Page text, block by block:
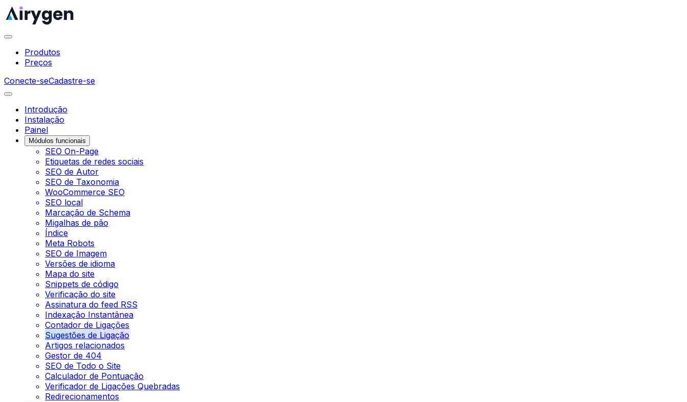
Produtos
Preços
Conecte-seCadastre-se
Introdução
Instalação
Painel
Módulos funcionais
SEO On-Page
Etiquetas de redes sociais
SEO de Autor
SEO de Taxonomia
WooCommerce SEO
SEO local
Marcação de Schema
Migalhas de pão
Índice
Meta Robots
SEO de Imagem
Versões de idioma
Mapa do site
Snippets de código
Verificação do site
Assinatura do feed RSS
Indexação Instantânea
Contador de Ligações
Sugestões de Ligação
Artigos relacionados
Gestor de 404
SEO de Todo o Site
Calculador de Pontuação
Verificador de Ligações Quebradas
Redirecionamentos